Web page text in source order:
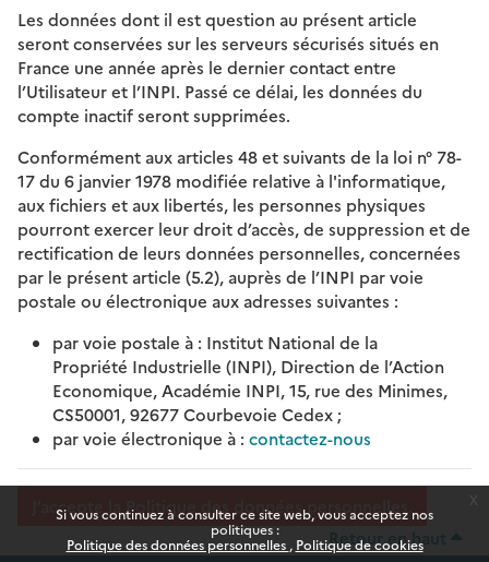
Si vous continuez à consulter ce site web, vous acceptez nos
politiques :
Politique des données personnelles Politique de cookies
Les données dont il est question au présent article
seront conservées sur les serveurs sécurisés situés en
France une année après le dernier contact entre
l’Utilisateur et l’INPI. Passé ce délai, les données du
compte inactif seront supprimées.
Conformément aux articles 48 et suivants de la loi n° 78-
17 du 6 janvier 1978 modifiée relative à l'informatique,
aux fichiers et aux libertés, les personnes physiques
pourront exercer leur droit d’accès, de suppression et de
rectification de leurs données personnelles, concernées
par le présent article (5.2), auprès de l’INPI par voie
postale ou électronique aux adresses suivantes :
par voie postale à : Institut National de la
Propriété Industrielle (INPI), Direction de l’Action
Economique, Académie INPI, 15, rue des Minimes,
CS50001, 92677 Courbevoie Cedex ;
par voie électronique à : contactez-nous
J’accepte la Politique des données personnelles.
Retour en haut